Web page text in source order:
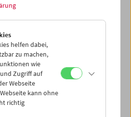
Mo 4.7.
Di 5.7.
Mi 6.7.
Do 7.7.
helfen dabei,
zu machen,
wie
Zugriff auf
Webseite
kann ohne
richtig